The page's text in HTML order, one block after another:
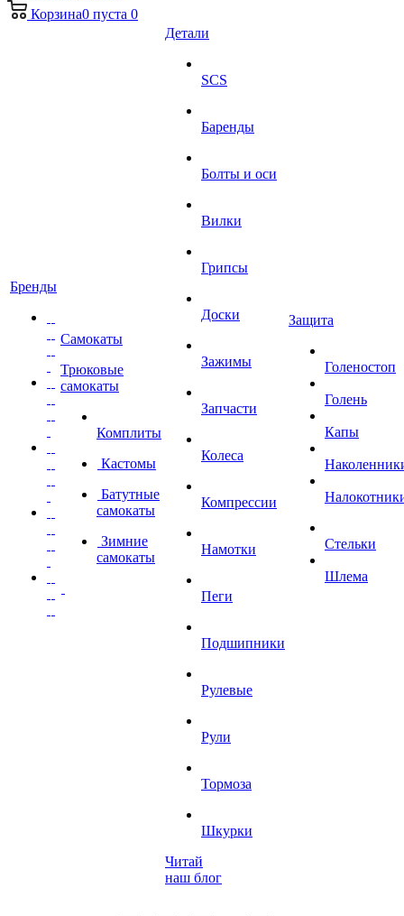
Корзина0 пуста 0
Бренды
Самокаты
Трюковые
самокаты
Комплиты
Кастомы
Батутные
самокаты
Зимние
самокаты
Детали
SCS
Баренды
Болты и оси
Вилки
Грипсы
Доски
Зажимы
Запчасти
Колеса
Компрессии
Намотки
Пеги
Подшипники
Рулевые
Рули
Тормоза
Шкурки
Читай
наш блог
Защита
Голеностоп
Голень
Капы
Стельки
Шлема